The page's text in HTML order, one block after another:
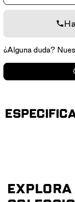
¿Alguna duda?